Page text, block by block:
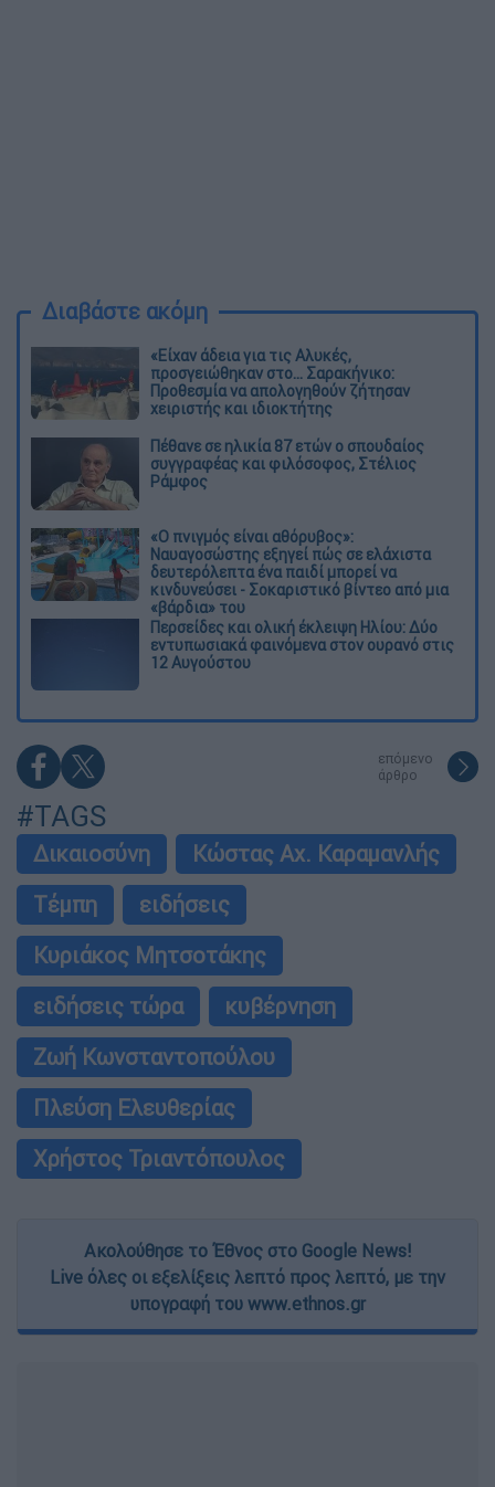
Διαβάστε ακόμη
«Είχαν άδεια για τις Αλυκές,
προσγειώθηκαν στο... Σαρακήνικο:
Προθεσμία να απολογηθούν ζήτησαν
χειριστής και ιδιοκτήτης
Πέθανε σε ηλικία 87 ετών ο σπουδαίος
συγγραφέας και φιλόσοφος, Στέλιος
Ράμφος
«Ο πνιγμός είναι αθόρυβος»:
Ναυαγοσώστης εξηγεί πώς σε ελάχιστα
δευτερόλεπτα ένα παιδί μπορεί να
κινδυνεύσει - Σοκαριστικό βίντεο από μια
«βάρδια» του
Περσείδες και ολική έκλειψη Ηλίου: Δύο
εντυπωσιακά φαινόμενα στον ουρανό στις
12 Αυγούστου
επόμενο
άρθρο
#TAGS
Δικαιοσύνη
Κώστας Αχ. Καραμανλής
Τέμπη
ειδήσεις
Κυριάκος Μητσοτάκης
ειδήσεις τώρα
κυβέρνηση
Ζωή Κωνσταντοπούλου
Πλεύση Ελευθερίας
Χρήστος Τριαντόπουλος
Ακολούθησε το Έθνος στο Google News!
Live όλες οι εξελίξεις λεπτό προς λεπτό, με την
υπογραφή του www.ethnos.gr